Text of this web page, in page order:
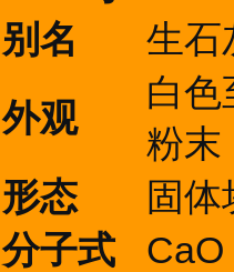
别名
生石
外观
白色
粉末
形态
固体
分子式
CaO